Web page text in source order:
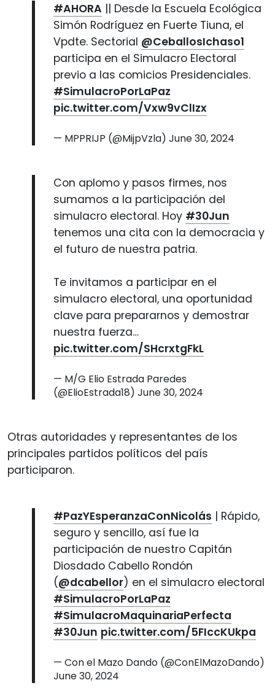
#AHORA || Desde la Escuela Ecológica
Simón Rodríguez en Fuerte Tiuna, el
Vpdte. Sectorial @CeballosIchaso1
participa en el Simulacro Electoral
previo a las comicios Presidenciales.
#SimulacroPorLaPaz
pic.twitter.com/Vxw9vClIzx
— MPPRIJP (@MijpVzla) June 30, 2024
Con aplomo y pasos firmes, nos
sumamos a la participación del
simulacro electoral. Hoy #30Jun
tenemos una cita con la democracia y
el futuro de nuestra patria.
Te invitamos a participar en el
simulacro electoral, una oportunidad
clave para prepararnos y demostrar
nuestra fuerza…
pic.twitter.com/SHcrxtgFkL
— M/G Elio Estrada Paredes
(@ElioEstrada18) June 30, 2024
Otras autoridades y representantes de los
principales partidos políticos del país
participaron.
#PazYEsperanzaConNicolás | Rápido,
seguro y sencillo, así fue la
participación de nuestro Capitán
Diosdado Cabello Rondón
(@dcabellor) en el simulacro electoral
#SimulacroPorLaPaz
#SimulacroMaquinariaPerfecta
#30Jun pic.twitter.com/5FIccKUkpa
— Con el Mazo Dando (@ConElMazoDando)
June 30, 2024